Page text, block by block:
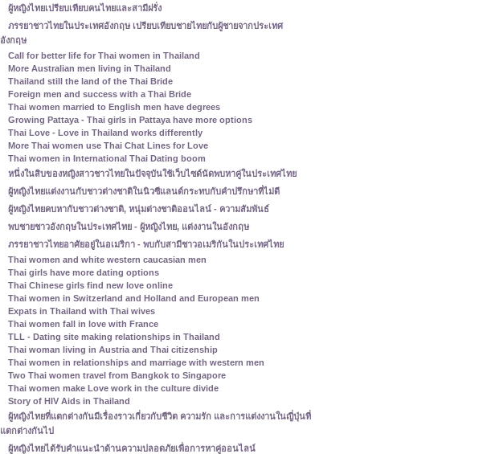
ผู้หญิงไทยเปรียบเทียบคนไทยและสามีฝรั่ง
ภรรยาชาวไทยในประเทศอังกฤษ เปรียบเทียบชายไทยกับผู้ชายจากประเทศ
อังกฤษ
Call for better life for Thai women in Thailand
More Australian men living in Thailand
Thailand still the land of the Thai Bride
Foreign men and success with a Thai Bride
Thai women married to English men have degrees
Growing Pattaya - Thai girls in Pattaya have more options
Thai Love - Love in Thailand works differently
More Thai women use Thai Chat Lines for Love
Thai women in International Thai Dating boom
หนึ่งในสิบของหญิงสาวชาวไทยในปัจจุบันใช้เว็บไซด์นัดพบหาคู่ในประเทศไทย
ผู้หญิงไทยแต่งงานกับชาวต่างชาติในนิวซีแลนด์กระทบกับคำปรึกษาที่ไม่ดี
ผู้หญิงไทยคบหากับชาวต่างชาติ, หนุ่มต่างชาติออนไลน์ - ความสัมพันธ์
พบชายชาวอังกฤษในประเทศไทย - ผู้หญิงไทย, แต่งงานในอังกฤษ
ภรรยาชาวไทยอาศัยอยู่ในอเมริกา - พบกับสามีชาวอเมริกันในประเทศไทย
Thai women and white western caucasian men
Thai girls have more dating options
Thai Chinese girls find new love online
Thai women in Switzerland and Holland and European men
Expats in Thailand with Thai wives
Thai women fall in love with France
TLL - Dating site making relationships in Thailand
Thai woman living in Austria and Thai citizenship
Thai women in relationships and marriage with western men
Two Thai women travel from Bangkok to Singapore
Thai women make Love work in the culture divide
Story of HIV Aids in Thailand
ผู้หญิงไทยที่แตกต่างกันมีเรื่องราวเกี่ยวกับชีวิต ความรัก และการแต่งงานในญี่ปุ่นที่
แตกต่างกันไป
ผู้หญิงไทยได้รับคำแนะนำด้านความปลอดภัยเพื่อการหาคู่ออนไลน์